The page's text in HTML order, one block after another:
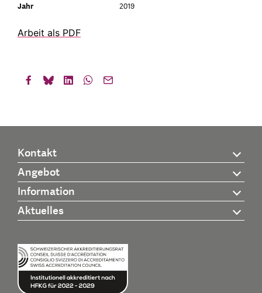
Jahr
2019
Arbeit als PDF
Kontakt
Angebot
Information
Aktuelles